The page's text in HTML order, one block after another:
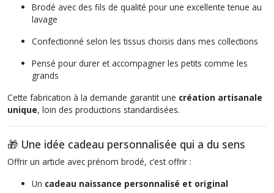
Brodé avec des fils de qualité pour une excellente tenue au
lavage
Confectionné selon les tissus choisis dans mes collections
Pensé pour durer et accompagner les petits comme les
grands
Cette fabrication à la demande garantit une création artisanale
unique, loin des productions standardisées.
🎁 Une idée cadeau personnalisée qui a du sens
Offrir un article avec prénom brodé, c’est offrir :
Un cadeau naissance personnalisé et original